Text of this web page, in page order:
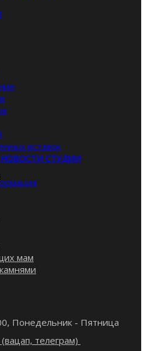
вставок
СТУДИИ
мам
Понедельник - Пятница
телеграм)